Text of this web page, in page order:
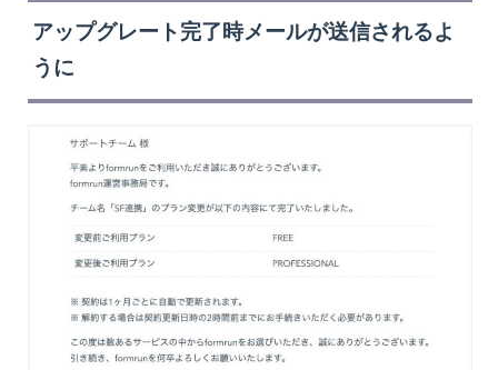
アップグレート完了時メールが送信されるよ
うに